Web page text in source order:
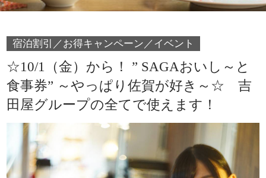
宿泊割引／お得キャンペーン／イベント
☆10/1（金）から！ ” SAGAおいし～と
食事券” ～やっぱり佐賀が好き～☆ 吉
田屋グループの全てで使えます！